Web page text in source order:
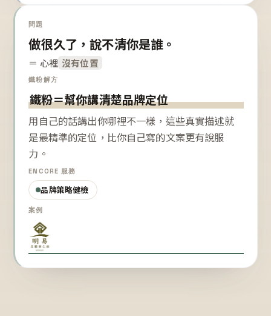
問題
做很久了，說不清你是誰。
＝ 心裡 沒有位置
鐵粉解方
鐵粉＝幫你講清楚品牌定位
用自己的話講出你哪裡不一樣，這些真實描述就
是最精準的定位，比你自己寫的文案更有說服
力。
ENCORE 服務
品牌策略健檢
案例